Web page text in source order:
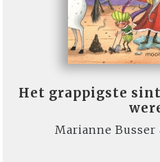
Het grappigste
Marianne Busser